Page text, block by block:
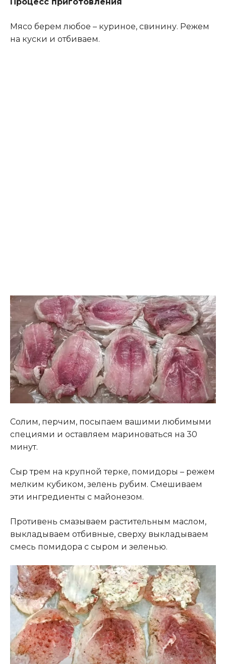
Мясо берем любое – куриное, свинину. Режем
на куски и отбиваем.
Солим, перчим, посыпаем вашими любимыми
специями и оставляем мариноваться на 30
минут.
Сыр трем на крупной терке, помидоры – режем
мелким кубиком, зелень рубим. Смешиваем
эти ингредиенты с майонезом.
Противень смазываем растительным маслом,
выкладываем отбивные, сверху выкладываем
смесь помидора с сыром и зеленью.